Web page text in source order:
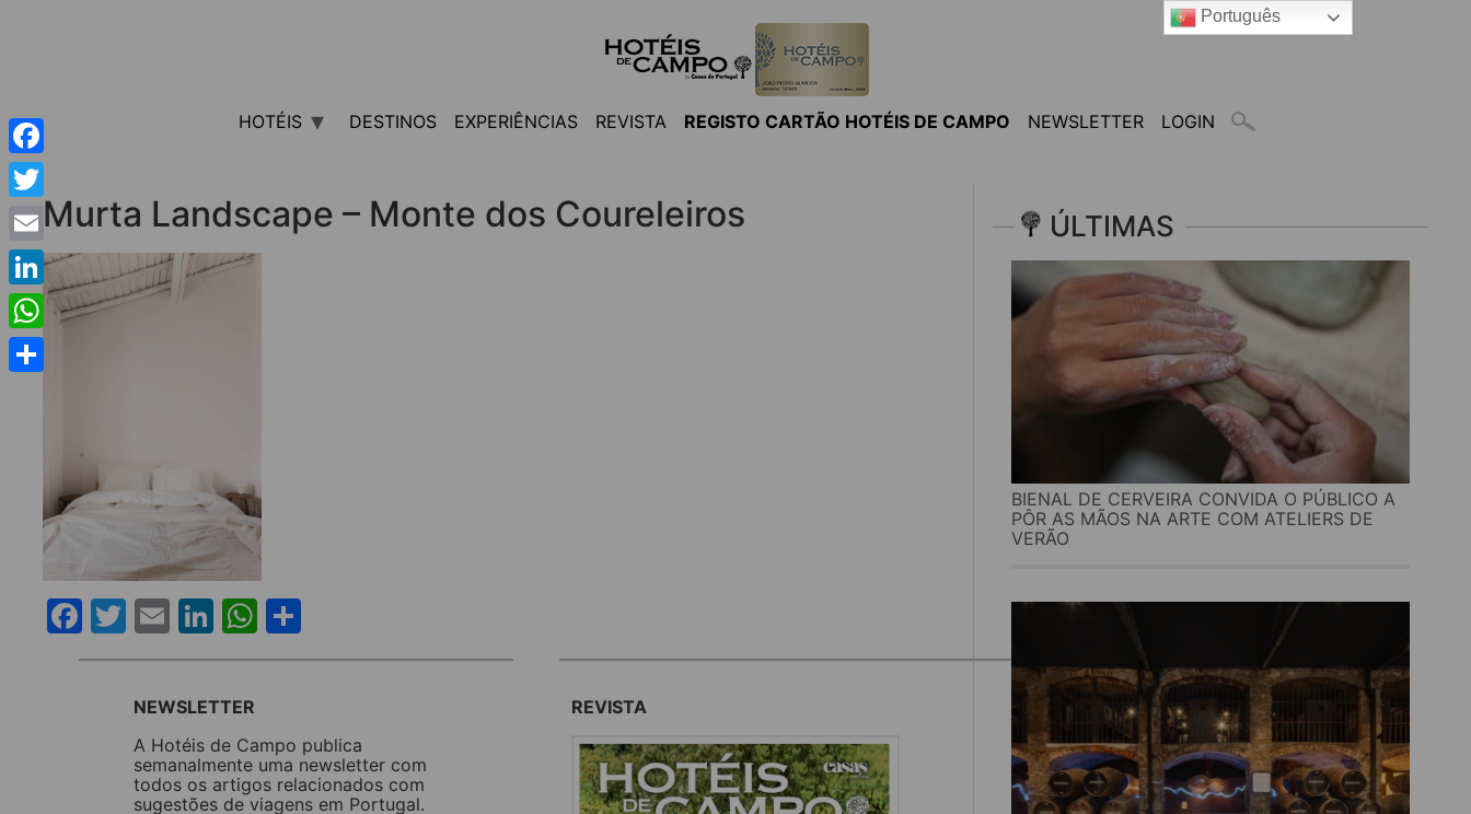
HOTÉIS DESTINOS EXPERIÊNCIAS REVISTA REGISTO CARTÃO HOTÉIS DE CAMPO NEWSLETTER LOGIN
Murta Landscape – Monte dos Coureleiros
Facebook
Twitter
EmailLinkedIn
WhatsApp
ÚLTIMAS
BIENAL DE CERVEIRA CONVIDA O PÚBLICO A
PÔR AS MÃOS NA ARTE COM ATELIERS DE
VERÃO
NEWSLETTER
A Hotéis de Campo publica
semanalmente uma newsletter com
todos os artigos relacionados com
sugestões de viagens em Portugal.
REVISTA
Facebook
Twitter
Email
LinkedIn
WhatsApp
Português